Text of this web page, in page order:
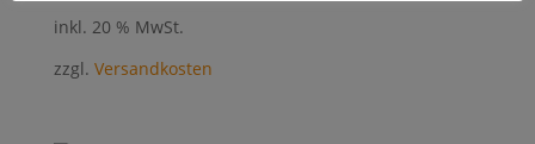
inkl. 20 % MwSt.
zzgl. Versandkosten